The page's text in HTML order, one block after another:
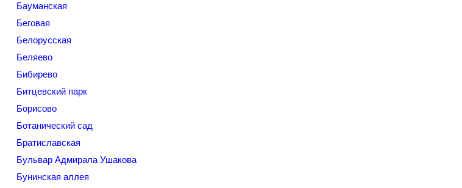
Бауманская
Беговая
Белорусская
Беляево
Бибирево
Битцевский парк
Борисово
Ботанический сад
Братиславская
Бульвар Адмирала Ушакова
Бунинская аллея